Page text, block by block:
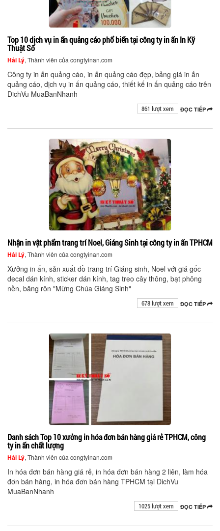
Top 10 dịch vụ in ấn quảng cáo phổ biến tại công ty in ấn In Kỹ
Thuật Số
Hải Lý, Thành viên của congtyinan.com
Công ty in ấn quảng cáo, in ấn quảng cáo đẹp, bảng giá in ấn
quảng cáo, dịch vụ in ấn quảng cáo, thiết kế in ấn quảng cáo trên
DichVu MuaBanNhanh
ĐỌC TIẾP
861 lượt xem
Nhận in vật phẩm trang trí Noel, Giáng Sinh tại công ty in ấn TPHCM
Hải Lý, Thành viên của congtyinan.com
Xưởng in ấn, sản xuất đồ trang trí Giáng sinh, Noel với giá gốc
decal dán kính, sticker dán kính, tag treo cây thông, bạt phông
nền, băng rôn "Mừng Chúa Giáng Sinh"
ĐỌC TIẾP
678 lượt xem
Danh sách Top 10 xưởng in hóa đơn bán hàng giá rẻ TPHCM, công
ty in ấn chất lượng
Hải Lý, Thành viên của congtyinan.com
In hóa đơn bán hàng giá rẻ, in hóa đơn bán hàng 2 liên, làm hóa
đơn bán hàng, in hóa đơn bán hàng TPHCM tại DichVu
MuaBanNhanh
ĐỌC TIẾP
1025 lượt xem